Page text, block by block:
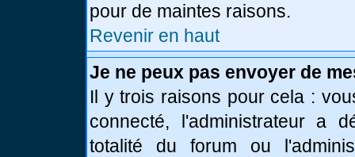
pour de maintes raisons.
Revenir en haut
Je ne peux pas envoyer de
Il y trois raisons pour cela :
connecté, l'administrateur a
totalité du forum ou